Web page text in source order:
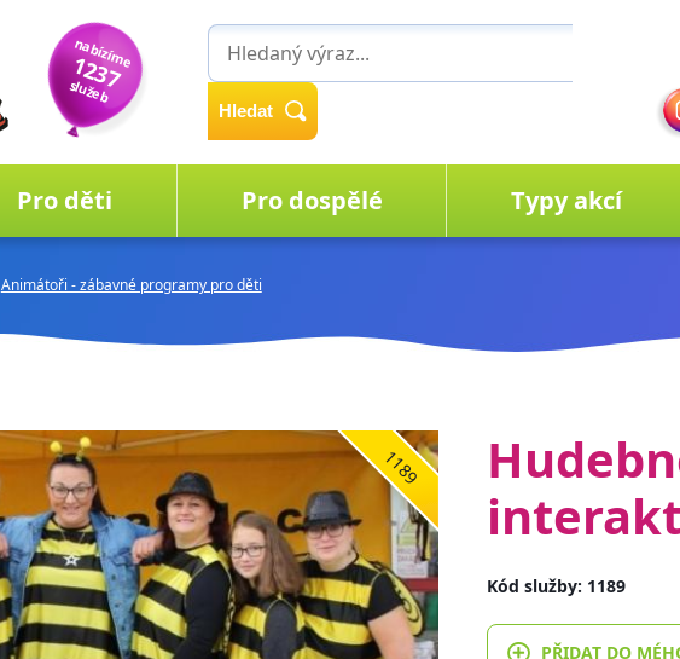
nabízíme
1237
služeb
Hledat
Pro děti Pro dospělé Typy akcí
Animátoři - zábavné programy pro děti
1189
Kód služby: 1189
PŘIDAT DO